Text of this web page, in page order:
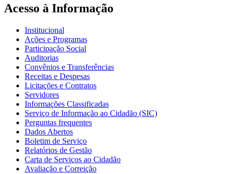
Acesso à Informação
Institucional
Ações e Programas
Participação Social
Auditorias
Convênios e Transferências
Receitas e Despesas
Licitações e Contratos
Servidores
Informações Classificadas
Serviço de Informação ao Cidadão (SIC)
Perguntas frequentes
Dados Abertos
Boletim de Serviço
Relatórios de Gestão
Carta de Serviços ao Cidadão
Avaliação e Correição